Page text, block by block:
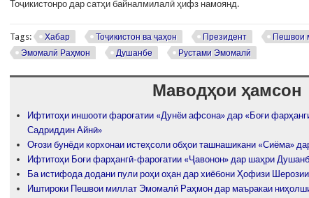
Тоҷикистонро дар сатҳи байналмилалӣ ҳифз намоянд.
Tags: Хабар Тоҷикистон ва ҷаҳон Президент
Пешвои
Эмомалӣ Раҳмон
Душанбе Рустами Эмомалӣ
Маводҳои ҳамсон
Ифтитоҳи иншооти фароғатии «Дунёи афсона» дар «Боғи
Садриддин Айнӣ»
Оғози бунёди корхонаи истеҳсоли обҳои ташнашикани «Сиёма»
Ифтитоҳи Боғи фарҳангӣ-фароғатии «Ҷавонон» дар шаҳри
Ба истифода додани пули роҳи оҳан дар хиёбони Ҳофизи
Иштироки Пешвои миллат Эмомалӣ Раҳмон дар маъракаи